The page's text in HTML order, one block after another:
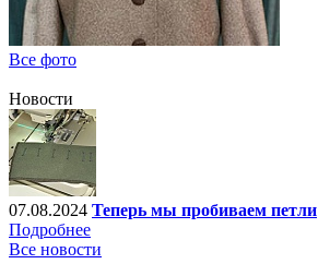
Все фото
Новости
07.08.2024 Теперь мы пробиваем петли
Подробнее
Все новости